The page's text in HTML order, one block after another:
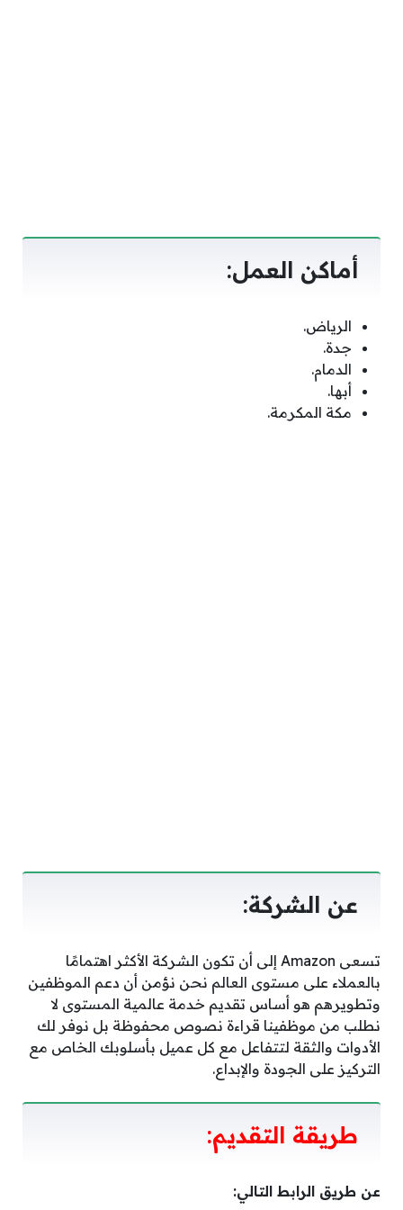
أماكن العمل:
الرياض.
جدة.
الدمام.
أبها.
مكة المكرمة.
عن الشركة:
تسعى Amazon إلى أن تكون الشركة الأكثر اهتمامًا
بالعملاء على مستوى العالم نحن نؤمن أن دعم الموظفين
وتطويرهم هو أساس تقديم خدمة عالمية المستوى لا
نطلب من موظفينا قراءة نصوص محفوظة بل نوفر لك
الأدوات والثقة لتتفاعل مع كل عميل بأسلوبك الخاص مع
التركيز على الجودة والإبداع.
طريقة التقديم:
عن طريق الرابط التالي: